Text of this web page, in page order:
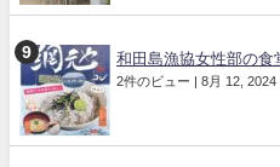
和田島漁協女性部の食
2件のビュー | 8月 12, 2024